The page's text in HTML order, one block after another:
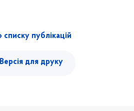
публікацій
Версія для друку